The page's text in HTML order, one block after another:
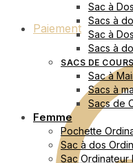
Paiement
Sac à
Sacs à
Sac à
Sacs à
SACS DE
Sac à
Sacs à
Sacs de
Femme
Pochette
Sac à dos
Sac Ordinateur